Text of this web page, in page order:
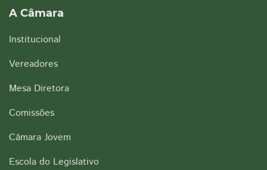
A Câmara
Institucional
Vereadores
Mesa Diretora
Comissões
Câmara Jovem
Escola do Legislativo